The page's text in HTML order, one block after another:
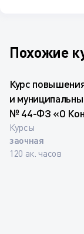
Похожие
Курс
и
№ 44-ФЗ «О
Курсы
заочная
120 ак. часов